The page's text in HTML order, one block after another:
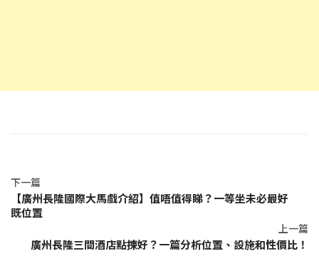
下一篇
【廣州長隆國際大馬戲介紹】值唔值得睇？一等坐未必最好
既位置
上一篇
廣州長隆三間酒店點揀好？一篇分析位置、設施和性價比！